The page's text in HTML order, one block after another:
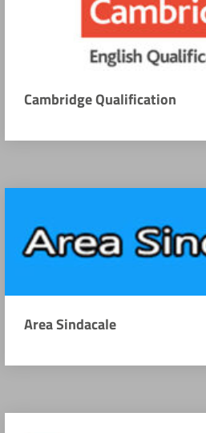
Cambridge Qualification
Area Sindacale